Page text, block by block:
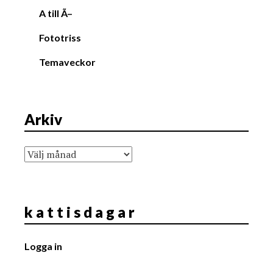
A till Ã–
Fototriss
Temaveckor
Arkiv
Arkiv
k a t t i s d a g a r
Logga in